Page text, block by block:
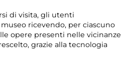
di visita, gli utenti
ricevendo, per ciascuno
opere presenti nelle vicinanze
grazie alla tecnologia